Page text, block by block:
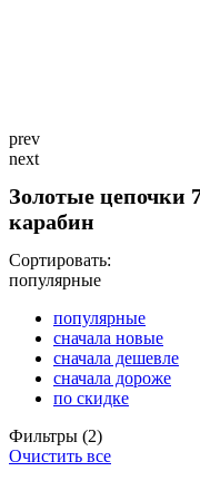
prev
next
Золотые цепочки
карабин
Сортировать:
популярные
популярные
сначала новые
сначала дешевле
сначала дороже
по скидке
Фильтры (2)
Очистить все